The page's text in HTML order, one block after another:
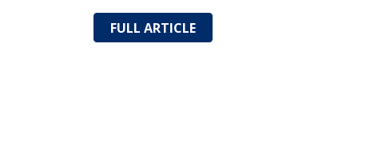
FULL ARTICLE